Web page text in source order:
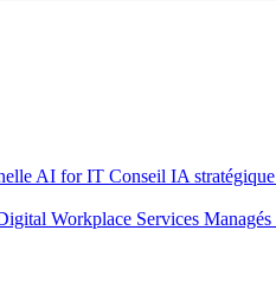
AI for IT Conseil IA stratégique
Workplace Services Managés